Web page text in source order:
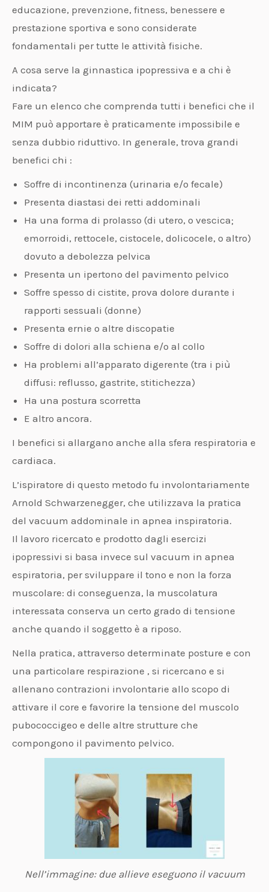
educazione, prevenzione, fitness, benessere e
prestazione sportiva e sono considerate
fondamentali per tutte le attività fisiche.
A cosa serve la ginnastica ipopressiva e a chi è
indicata?
Fare un elenco che comprenda tutti i benefici che il
MIM può apportare è praticamente impossibile e
senza dubbio riduttivo. In generale, trova grandi
benefici chi :
Soffre di incontinenza (urinaria e/o fecale)
Presenta diastasi dei retti addominali
Ha una forma di prolasso (di utero, o vescica;
emorroidi, rettocele, cistocele, dolicocele, o altro)
dovuto a debolezza pelvica
Presenta un ipertono del pavimento pelvico
Soffre spesso di cistite, prova dolore durante i
rapporti sessuali (donne)
Presenta ernie o altre discopatie
Soffre di dolori alla schiena e/o al collo
Ha problemi all’apparato digerente (tra i più
diffusi: reflusso, gastrite, stitichezza)
Ha una postura scorretta
E altro ancora.
I benefici si allargano anche alla sfera respiratoria e
cardiaca.
L’ispiratore di questo metodo fu involontariamente
Arnold Schwarzenegger, che utilizzava la pratica
del vacuum addominale in apnea inspiratoria.
Il lavoro ricercato e prodotto dagli esercizi
ipopressivi si basa invece sul vacuum in apnea
espiratoria, per sviluppare il tono e non la forza
muscolare: di conseguenza, la muscolatura
interessata conserva un certo grado di tensione
anche quando il soggetto è a riposo.
Nella pratica, attraverso determinate posture e con
una particolare respirazione , si ricercano e si
allenano contrazioni involontarie allo scopo di
attivare il core e favorire la tensione del muscolo
pubococcigeo e delle altre strutture che
compongono il pavimento pelvico.
Nell’immagine: due allieve eseguono il vacuum